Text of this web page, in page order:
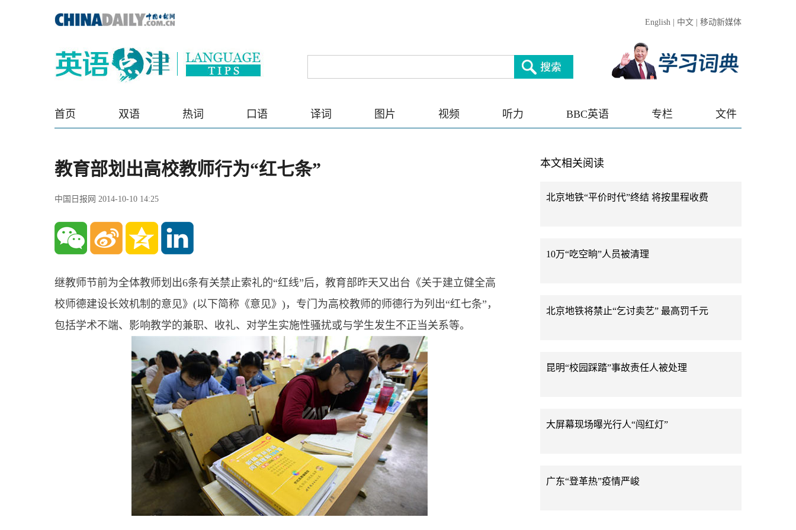
English 中文 移动新媒体
首页 双语 热词 口语 译词 图片 视频 听力 BBC英语 专栏 文件
教育部划出高校教师行为“红七条”
中国日报网 2014-10-10 14:25
继教师节前为全体教师划出6条有关禁止索礼的“红线”后，教育部昨天又出台《关于建立健全高
校师德建设长效机制的意见》(以下简称《意见》)，专门为高校教师的师德行为列出“红七条”，
包括学术不端、影响教学的兼职、收礼、对学生实施性骚扰或与学生发生不正当关系等。
本文相关阅读
北京地铁“平价时代”终结 将按里程收费
10万“吃空晌”人员被清理
北京地铁将禁止“乞讨卖艺” 最高罚千元
昆明“校园踩踏”事故责任人被处理
大屏幕现场曝光行人“闯红灯”
广东“登革热”疫情严峻